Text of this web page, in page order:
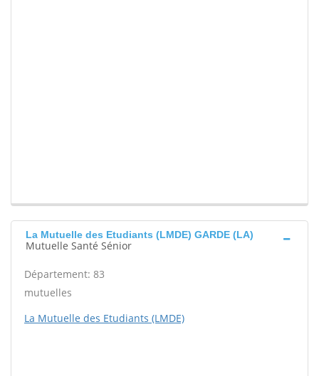
La Mutuelle des Etudiants (LMDE) GARDE (LA)
Mutuelle Santé Sénior
Département: 83
mutuelles
La Mutuelle des Etudiants (LMDE)